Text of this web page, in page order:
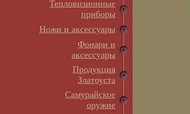
Тепловизионные
приборы
Ножи и аксессуары
Фонари и
аксессуары
Продукция
Златоуста
Самурайское
оружие